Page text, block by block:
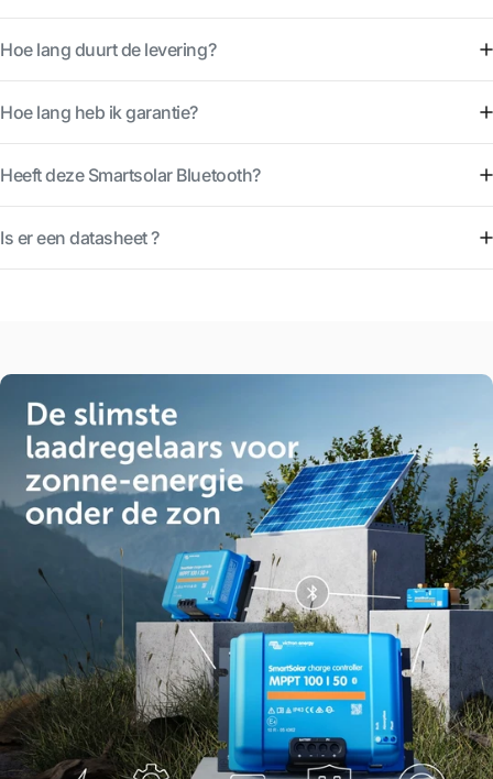
Hoe lang duurt de levering?
Hoe lang heb ik garantie?
Heeft deze Smartsolar Bluetooth?
Is er een datasheet ?